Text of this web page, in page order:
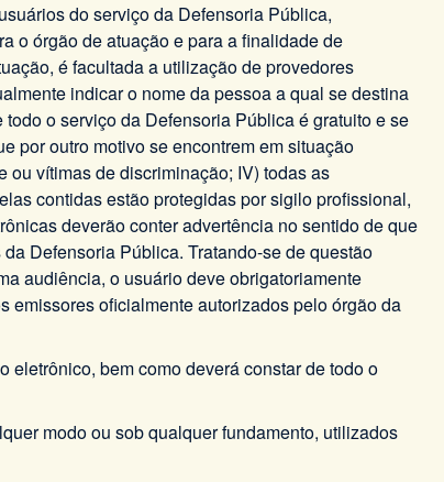
do serviço da Defensoria Pública,
o órgão de atuação e para a finalidade de
é facultada a utilização de provedores
indicar o nome da pessoa a qual se destina
o serviço da Defensoria Pública é gratuito e se
por outro motivo se encontrem em situação
vítimas de discriminação; IV) todas as
contidas estão protegidas por sigilo profissional,
deverão conter advertência no sentido de que
Defensoria Pública. Tratando-se de questão
audiência, o usuário deve obrigatoriamente
emissores oficialmente autorizados pelo órgão da
eletrônico, bem como deverá constar de todo o
modo ou sob qualquer fundamento, utilizados